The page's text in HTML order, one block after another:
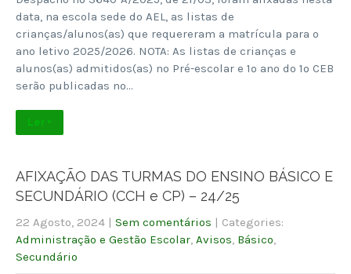
data, na escola sede do AEL, as listas de
crianças/alunos(as) que requereram a matrícula para o
ano letivo 2025/2026. NOTA: As listas de crianças e
alunos(as) admitidos(as) no Pré-escolar e 1º ano do 1º CEB
serão publicadas no…
Ler +
AFIXAÇÃO DAS TURMAS DO ENSINO BÁSICO E
SECUNDÁRIO (CCH e CP) – 24/25
22 Agosto, 2024 | Sem comentários | Categories:
Administração e Gestão Escolar, Avisos, Básico,
Secundário